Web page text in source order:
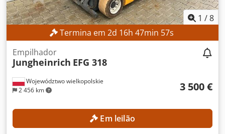
1 /8
Termina em 2d 16h 47min 56s
Województwo wielkopolskie
2 456 km
Empilhador
Jungheinrich EFG 318
3 500 €
Em leilão